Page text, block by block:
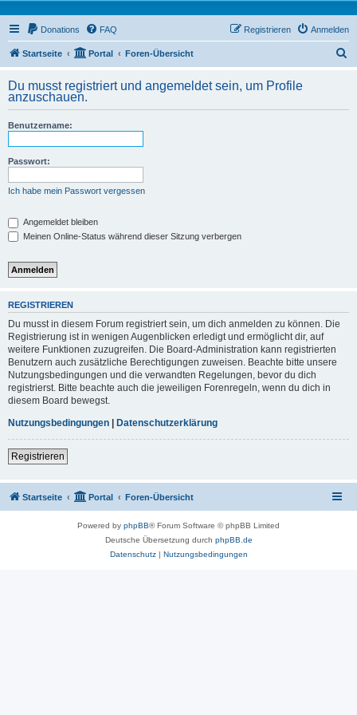
Donations FAQ Anmelden
Registrieren
Startseite Portal Foren-Übersicht
h
Du musst registriert und angemeldet sein, um Profile
anzuschauen.
Benutzername:
Passwort:
Ich habe mein Passwort vergessen
Angemeldet bleiben
Meinen Online-Status während dieser Sitzung verbergen
REGISTRIEREN
Du musst in diesem Forum registriert sein, um dich anmelden zu können. Die
Registrierung ist in wenigen Augenblicken erledigt und ermöglicht dir, auf
weitere Funktionen zuzugreifen. Die Board-Administration kann registrierten
Benutzern auch zusätzliche Berechtigungen zuweisen. Beachte bitte unsere
Nutzungsbedingungen und die verwandten Regelungen, bevor du dich
registrierst. Bitte beachte auch die jeweiligen Forenregeln, wenn du dich in
diesem Board bewegst.
Nutzungsbedingungen | Datenschutzerklärung
Registrieren
Startseite Portal Foren-Übersicht
Powered by phpBB® Forum Software © phpBB Limited
Deutsche Übersetzung durch phpBB.de
Datenschutz| Nutzungsbedingungen